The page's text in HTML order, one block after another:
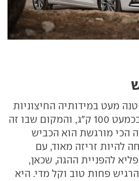
מעט במידותיה החיצוניות
מזו היוצאת, וקלה בכמעט 100 ק"ג, והמקום שבו זה
הכי מורגשת הוא הכביש
להיות זריזה מאוד, עם
להפניית ההגה, שכאן,
הרגיש פחות טוב וקל מדי. היא